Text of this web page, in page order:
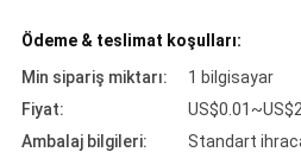
Ödeme & teslimat koşulları:
Min sipariş miktarı:
1 bilgisayar
Fiyat:
Ambalaj bilgileri:
Standart